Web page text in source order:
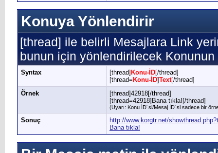
Konuya Yönlendirir
[thread] ile belirli Mesajlara Link
bunun için yönlendirilecek Konunun
Syntax [thread] Konu-İD[/thread]
[thread= Konu-İD]Text[/thread]
Örnek
[thread]42918[/thread]
[thread=42918]Bana tıkla![/thread]
(Uyarı: Konu İD´si/Mesaj İD´si sadece bir
Sonuç
http://www.korgtr.net/
Bana tıkla!